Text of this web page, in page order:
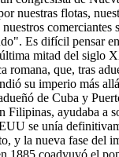
nuestras flotas,
nuestros
Es difícil pensar
mitad del siglo
romana, que, tras
su imperio más
de Cuba y
Filipinas, ayudaba a
se unía
y la nueva fase del
1885 coadyuvó el